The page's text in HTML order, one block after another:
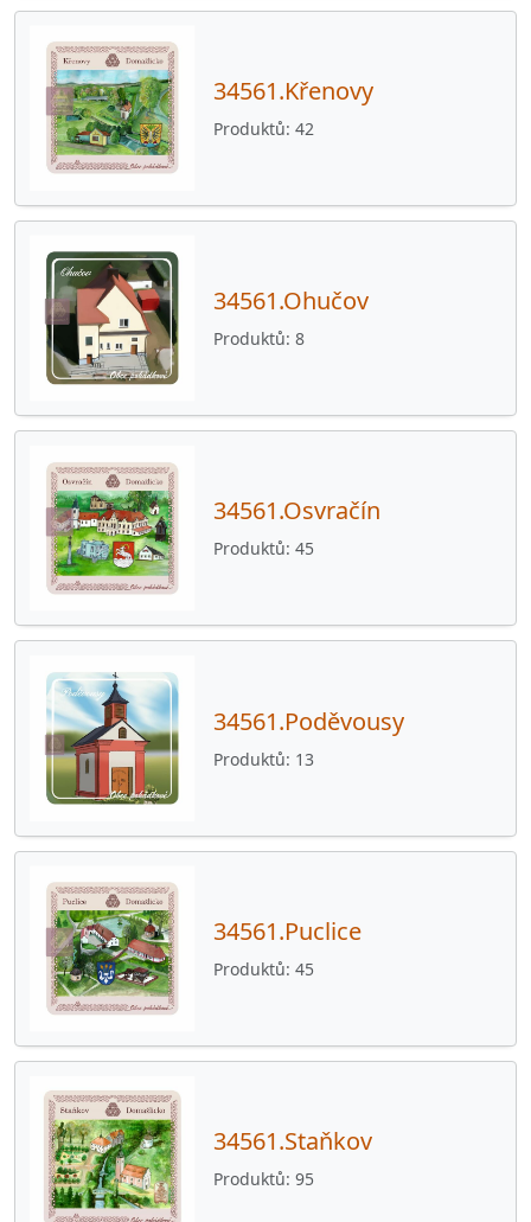
34561.Křenovy
Produktů 42
34561.Ohučov
Produktů 8
34561.Osvračín
Produktů 45
34561.Poděvousy
Produktů 13
34561.Puclice
Produktů 45
34561.Staňkov
Produktů 95